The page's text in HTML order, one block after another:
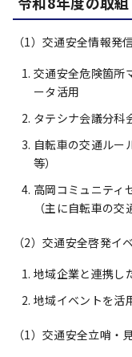
（1）交通安全情報発
交通安全危険箇所
ータ活用
タテシナ会議分科
自転車の交通ルー
等）
高岡コミュニティ
（主に自転車の交
（2）交通安全啓発イ
地域企業と連携し
地域イベントを活
（1）交通安全立哨・